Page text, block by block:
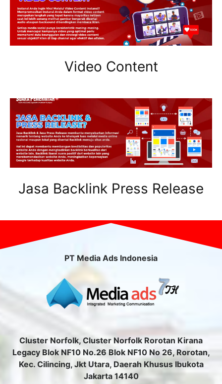
Video Content
Jasa Backlink Press Release
PT Media Ads Indonesia
Cluster Norfolk, Cluster Norfolk Rorotan Kirana
Legacy Blok NF10 No.26 Blok NF10 No 26, Rorotan,
Kec. Cilincing, Jkt Utara, Daerah Khusus Ibukota
Jakarta 14140